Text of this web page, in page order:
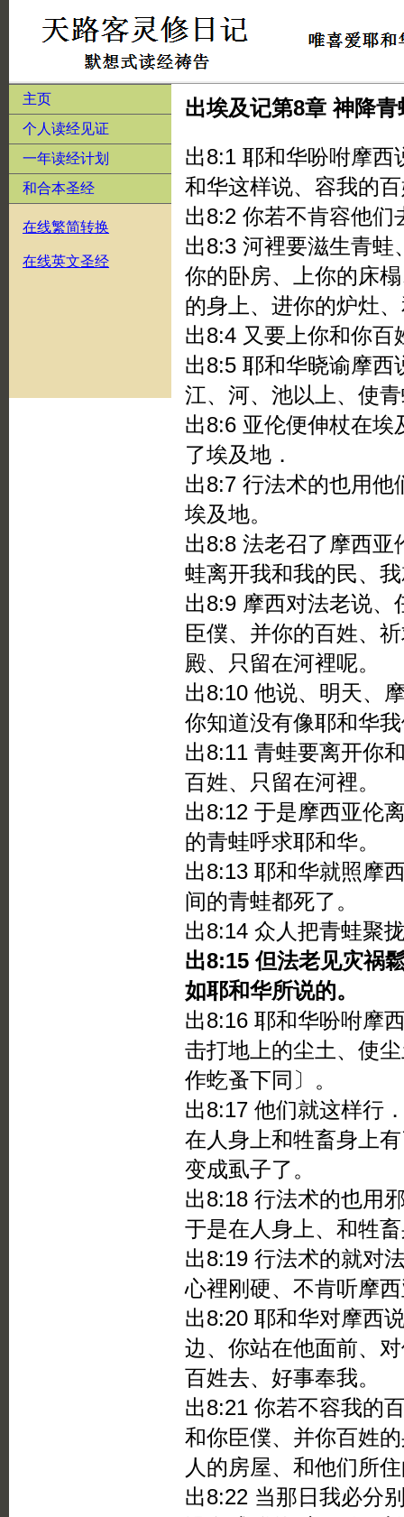
主页
个人读经见证
一年读经计划
和合本圣经
在线繁简转换
在线英文圣经
出埃及记第8章 神降
出8:1 耶和华吩咐摩西
和华这样说、容我的
出8:2 你若不肯容他们
出8:3 河裡要滋生青蛙
你的卧房、上你的床
的身上、进你的炉灶
出8:4 又要上你和你百
出8:5 耶和华晓谕摩西
江、河、池以上、使
出8:6 亚伦便伸杖在埃
了埃及地．
出8:7 行法术的也用他
埃及地。
出8:8 法老召了摩西亚
蛙离开我和我的民、
出8:9 摩西对法老说、
臣僕、并你的百姓、
殿、只留在河裡呢。
出8:10 他说、明天、
你知道没有像耶和华
出8:11 青蛙要离开你
百姓、只留在河裡。
出8:12 于是摩西亚伦
的青蛙呼求耶和华。
出8:13 耶和华就照摩
间的青蛙都死了。
出8:14 众人把青蛙聚
出8:15 但法老见灾祸
如耶和华所说的。
出8:16 耶和华吩咐摩
击打地上的尘土、使
作虼蚤下同〕。
出8:17 他们就这样行
在人身上和牲畜身上
变成虱子了。
出8:18 行法术的也用
于是在人身上、和牲
出8:19 行法术的就对
心裡刚硬、不肯听摩
出8:20 耶和华对摩西
边、你站在他面前、
百姓去、好事奉我。
出8:21 你若不容我的
和你臣僕、并你百姓
人的房屋、和他们所
出8:22 当那日我必分